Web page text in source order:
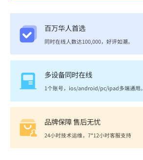
百万华人首选
同时在线人数达100,000，好评如潮。
多设备同时在线
1个账号，ios/android/pc/ipad多端通用。
品牌保障 售后无忧
24小时技术运维，7*12小时客服支持